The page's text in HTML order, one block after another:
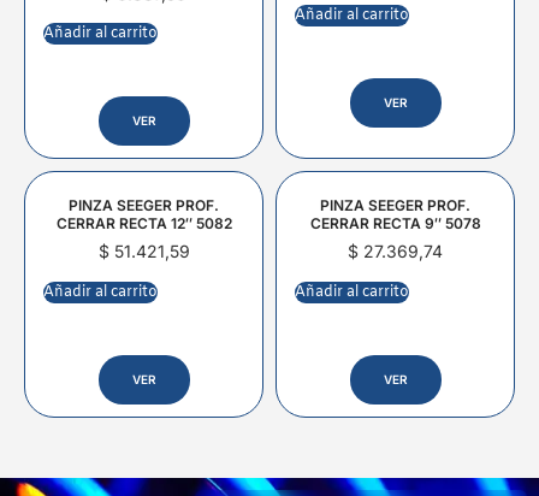
Añadir al carrito
VER
Añadir al carrito
VER
PINZA SEEGER PROF.
CERRAR RECTA 12″ 5082
$51.421,59
Añadir al carrito
VER
PINZA SEEGER PROF.
CERRAR RECTA 9″ 5078
$ 27.369,74
Añadir al carrito
VER